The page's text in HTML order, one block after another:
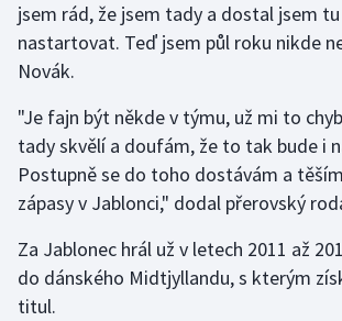
Golf
Gymnastika
Házená
Jezdectví
Krasobruslení
jsem rád, že jsem tady a dostal jsem
nastartovat. Teď jsem půl roku nikde
Novák.
"Je fajn být někde v týmu, už mi to
tady skvělí a doufám, že to tak bude i
Postupně se do toho dostávám a
zápasy v Jablonci," dodal přerovský
Za Jablonec hrál už v letech 2011 až
do dánského Midtjyllandu, s kterým
titul.